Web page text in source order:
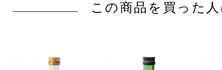
この商品を買った